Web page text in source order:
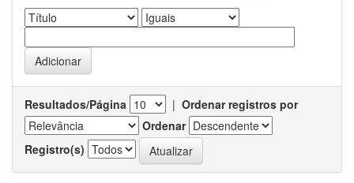
Resultados/Página | Ordenar registros por
Ordenar
Registro(s)